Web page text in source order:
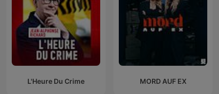
L'Heure Du Crime MORD AUF EX